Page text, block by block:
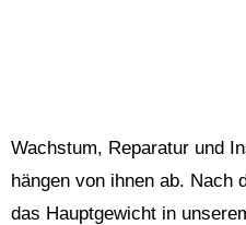
Wachstum, Reparatur und
hängen von ihnen ab. Nach
das Hauptgewicht in